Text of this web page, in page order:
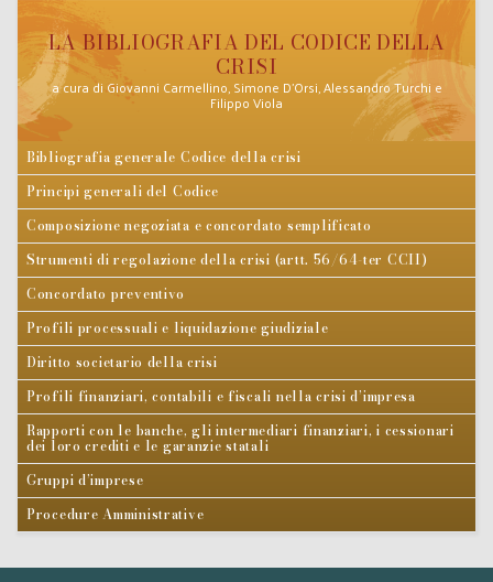
LA BIBLIOGRAFIA DEL CODICE DELLA
CRISI
a cura di Giovanni Carmellino, Simone D’Orsi, Alessandro Turchi e
Filippo Viola
Bibliografia generale Codice della crisi
Principi generali del Codice
Composizione negoziata e concordato semplificato
Strumenti di regolazione della crisi (artt. 56/64-ter CCII)
Concordato preventivo
Profili processuali e liquidazione giudiziale
Diritto societario della crisi
Profili finanziari, contabili e fiscali nella crisi d’impresa
Rapporti con le banche, gli intermediari finanziari, i cessionari
dei loro crediti e le garanzie statali
Gruppi d’imprese
Procedure Amministrative